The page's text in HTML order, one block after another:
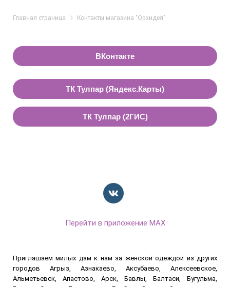
Главная страница Контакты магазина "Орхидея"
ВКонтакте
ТК Тулпар (Яндекс.Карты)
ТК Тулпар (2ГИС)
Перейти в приложение MAX
Приглашаем милых дам к нам за женской одеждой из других
городов Агрыз, Азнакаево, Аксубаево, Алексеевское,
Альметьевск, Апастово, Арск, Бавлы, Балтаси, Бугульма,